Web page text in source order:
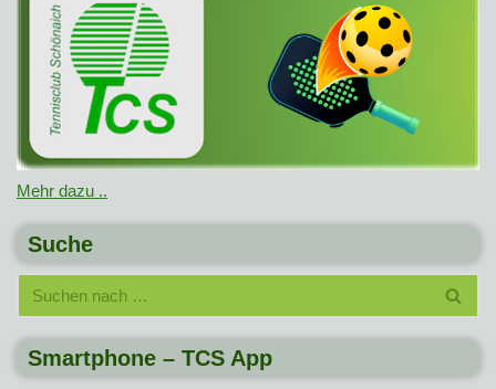
Mehr dazu ..
Suche
Smartphone – TCS App